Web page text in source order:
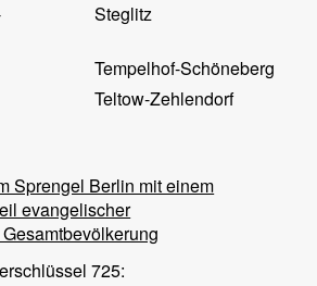
Steglitz
Tempelhof-Schöneberg
Teltow-Zehlendorf
Sprengel Berlin mit einem
evangelischer
725: